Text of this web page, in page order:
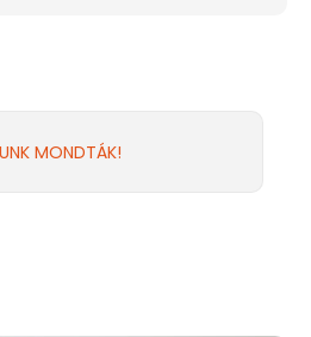
MONDTÁK!